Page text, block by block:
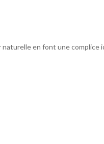
en font une complice